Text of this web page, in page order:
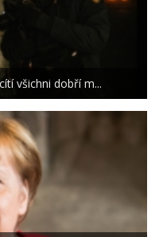
všichni dobří m...